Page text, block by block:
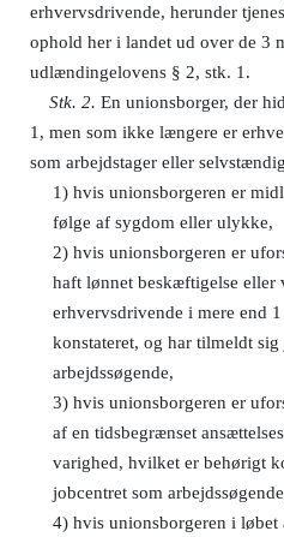
erhvervsdrivende, herunder
ophold her i landet ud over de 3
udlændingelovens § 2, stk. 1.
Stk. 2. En unionsborger, der
1, men som ikke længere er
som arbejdstager eller
1) hvis unionsborgeren er
følge af sygdom eller ulykke,
2) hvis unionsborgeren er
haft lønnet beskæftigelse eller
erhvervsdrivende i mere end
konstateret, og har tilmeldt sig
arbejdssøgende,
3) hvis unionsborgeren er
af en tidsbegrænset
varighed, hvilket er behørigt
jobcentret som
4) hvis unionsborgeren i løbet